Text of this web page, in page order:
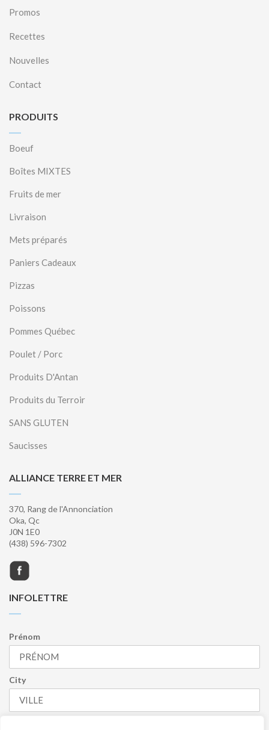
Promos
Recettes
Nouvelles
Contact
PRODUITS
Boeuf
Boîtes MIXTES
Fruits de mer
Livraison
Mets préparés
Paniers Cadeaux
Pizzas
Poissons
Pommes Québec
Poulet / Porc
Produits D'Antan
Produits du Terroir
SANS GLUTEN
Saucisses
ALLIANCE TERRE ET MER
370, Rang de l'Annonciation
Oka, Qc
J0N 1E0
(438) 596-7302
INFOLETTRE
Prénom
City